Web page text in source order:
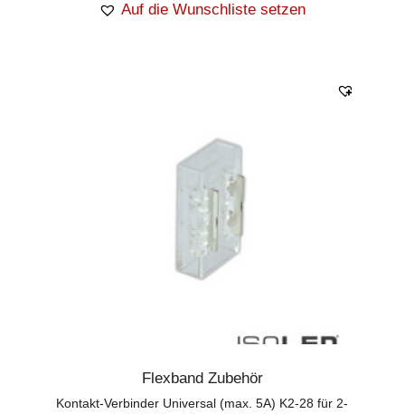
Auf die Wunschliste setzen
Flexband Zubehör
Kontakt-Verbinder Universal (max. 5A) K2-28 für 2-